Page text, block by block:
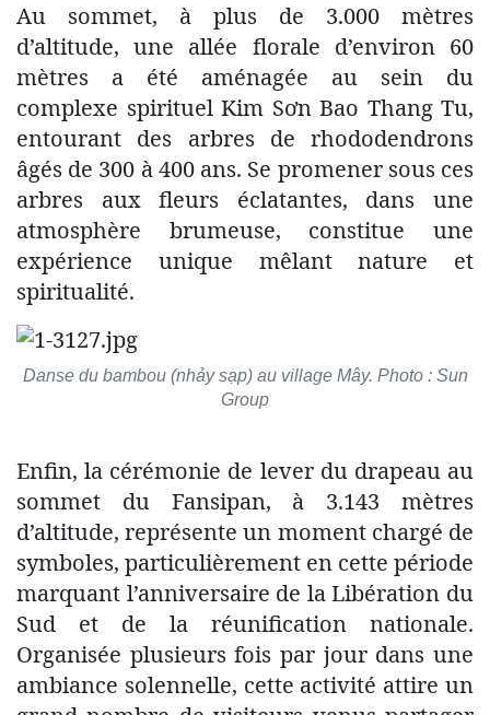
Au sommet, à plus de 3.000 mètres
d’altitude, une allée florale d’environ 60
mètres a été aménagée au sein du
complexe spirituel Kim Sơn Bao Thang Tu,
entourant des arbres de rhododendrons
âgés de 300 à 400 ans. Se promener sous ces
arbres aux fleurs éclatantes, dans une
atmosphère brumeuse, constitue une
expérience unique mêlant nature et
spiritualité.
Danse du bambou (nhảy sạp) au village Mây. Photo : Sun
Group
Enfin, la cérémonie de lever du drapeau au
sommet du Fansipan, à 3.143 mètres
d’altitude, représente un moment chargé de
symboles, particulièrement en cette période
marquant l’anniversaire de la Libération du
Sud et de la réunification nationale.
Organisée plusieurs fois par jour dans une
ambiance solennelle, cette activité attire un